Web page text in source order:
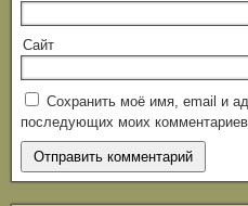
Сайт
Сохранить моё имя, email и
последующих моих